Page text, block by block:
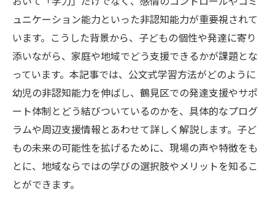
ュニケーション能力といった非認知能力が重要視されて
います。こうした背景から、子どもの個性や発達に寄り
添いながら、家庭や地域でどう支援できるかが課題とな
っています。本記事では、公文式学習方法がどのように
幼児の非認知能力を伸ばし、鶴見区での発達支援やサポ
ート体制とどう結びついているのかを、具体的なプログ
ラムや周辺支援情報とあわせて詳しく解説します。子ど
もの未来の可能性を拡げるために、現場の声や特徴をも
とに、地域ならではの学びの選択肢やメリットを知るこ
とができます。